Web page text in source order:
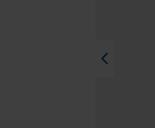
chevron_left